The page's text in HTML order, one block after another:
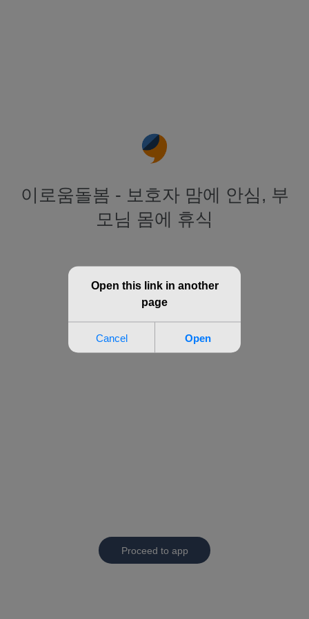
이로움돌봄 - 보호자 맘에 안심, 부
모님 몸에 휴식
Proceed to app